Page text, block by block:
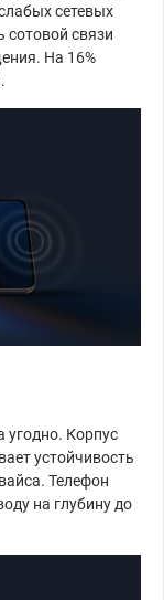
сетевых
сотовой связи
На 16%
угодно. Корпус
устойчивость
Телефон
на глубину до